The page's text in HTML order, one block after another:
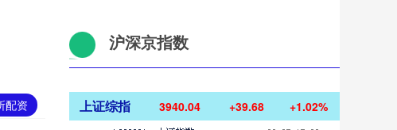
配资
沪深京指数
上证综指 3940.04 +39.68 +1.02%